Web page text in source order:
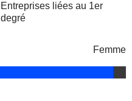
Entreprises liées au 1er
degré
Femme